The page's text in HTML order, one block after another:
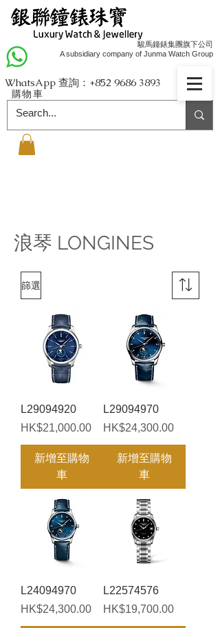
駿馬鐘錶集團旗下公司
A subsidiary company of Junma Watch Group
購物車
WhatsApp 查詢：+852 9686 3893
浪琴 LONGINES
篩選
L29094920
價格
HK$21,000.00
新增至購物
車
L29094970
價格
HK$24,300.00
新增至購物
車
L24094970
價格
HK$24,300.00
L22574576
價格
HK$19,700.00